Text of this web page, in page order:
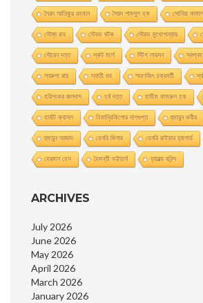
সৈয়দ আতিকুর রহমান সৈয়দ শামসুল হক সোনিয়া কামাল
সৌম্য রায় সৌরভ ঘটক সৌরভ মুখােপাধ্যায়
সৌরেন দত্ত স্কট মর্লে স্টিগ লারসন
স্বরুপা রায় স্বাতী গুহ স্মরণজিৎ চক্রবর্তী
হরিশংকর জলদাস হর্ষ দত্ত হামীম কামরুল হক
হার্বাট ক্যাসল হিমাদ্রিকিশাের দাশগুপ্ত হুমায়ুন কবীর
হুমায়ুন আজাদ হেনরি মিলার হেনরি রাইডার হ্যাগার্ড
হেরমান হেস হৈমন্তী ভট্টাচার্য হ্যারল্ড রবিন্স
ARCHIVES
July 2026
June 2026
May 2026
April 2026
March 2026
January 2026